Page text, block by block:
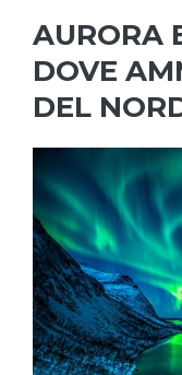
AURORA
DOVE
DEL